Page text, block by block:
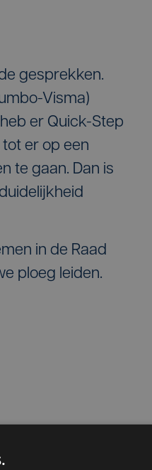
gesprekken.
Visma)
er Quick-Step
er op een
te gaan. Dan is
in de Raad
ploeg leiden.